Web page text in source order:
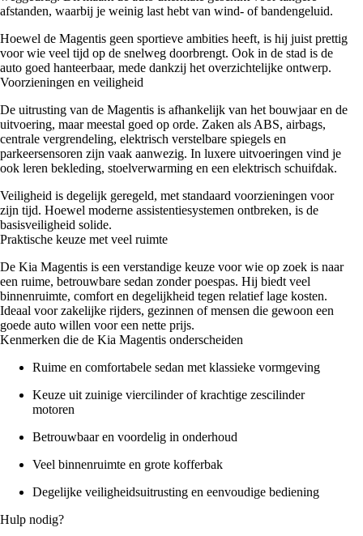
afstanden, waarbij je weinig last hebt van wind- of bandengeluid.
Hoewel de Magentis geen sportieve ambities heeft, is hij juist prettig
voor wie veel tijd op de snelweg doorbrengt. Ook in de stad is de
auto goed hanteerbaar, mede dankzij het overzichtelijke ontwerp.
Voorzieningen en veiligheid
De uitrusting van de Magentis is afhankelijk van het bouwjaar en de
uitvoering, maar meestal goed op orde. Zaken als ABS, airbags,
centrale vergrendeling, elektrisch verstelbare spiegels en
parkeersensoren zijn vaak aanwezig. In luxere uitvoeringen vind je
ook leren bekleding, stoelverwarming en een elektrisch schuifdak.
Veiligheid is degelijk geregeld, met standaard voorzieningen voor
zijn tijd. Hoewel moderne assistentiesystemen ontbreken, is de
basisveiligheid solide.
Praktische keuze met veel ruimte
De Kia Magentis is een verstandige keuze voor wie op zoek is naar
een ruime, betrouwbare sedan zonder poespas. Hij biedt veel
binnenruimte, comfort en degelijkheid tegen relatief lage kosten.
Ideaal voor zakelijke rijders, gezinnen of mensen die gewoon een
goede auto willen voor een nette prijs.
Kenmerken die de Kia Magentis onderscheiden
Ruime en comfortabele sedan met klassieke vormgeving
Keuze uit zuinige viercilinder of krachtige zescilinder
motoren
Betrouwbaar en voordelig in onderhoud
Veel binnenruimte en grote kofferbak
Degelijke veiligheidsuitrusting en eenvoudige bediening
Hulp nodig?